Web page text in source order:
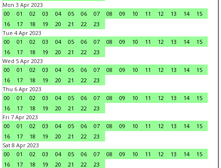
Mon 3 Apr 2023
00
01 02 03 04 05 06 07 08 09 10 11 12 13 14
15
16
17 18 19 20 21 22
23
Tue 4 Apr 2023
00
01 02 03 04 05 06 07 08 09 10 11 12 13 14
15
16
17 18 19 20 21 22
23
Wed 5 Apr 2023
00
01 02 03 04 05 06 07 08 09 10 11 12 13 14
15
16
17 18 19 20 21 22
23
Thu 6 Apr 2023
00
01 02 03 04 05 06 07 08 09 10 11 12 13 14
15
16
17 18 19 20 21 22
23
Fri 7 Apr 2023
00
01 02 03 04 05 06 07 08 09 10 11 12 13 14
15
16
17 18 19 20 21 22
23
Sat 8 Apr 2023
00
01 02 03 04 05 06 07 08 09 10 11 12 13 14
15
16
17 18 19 20 21 22
23